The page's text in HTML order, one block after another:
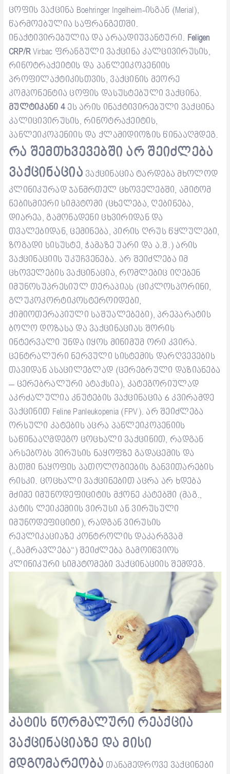
ცოფის ვაქცინა Boehringer Ingelheim-ისგან (Merial),
წარმოებულია საფრანგეთში.
ინაქტივირებულია და არაადიუვანტური. Feligen
CRP/R Virbac ფრანგული ვაქცინა კალცივირუსის,
რინოტრაქეიტის და პანლეიკოპენიის
პროფილაქტიკისთვის, ვაქცინის მეორე
კომპონენტია ცოფის დასუსტებული ვაქცინა.
მულტიკანი 4 ეს არის ინაქტივირებული ვაქცინა
კალიცივირუსის, რინოტრაქეიტის,
პანლეიკოპენიის და ქლამიდიოზის წინააღმდეგ.
რა შემთხვევებში არ შეიძლება
ვაქცინაცია ვაქცინაცია ტარდება მხოლოდ
კლინიკურად ჯანმრთელ ცხოველებში, ამიტომ
ნებისმიერი სიმპტომი (ცხელება, ღებინება,
დიარეა, გამონადენი ცხვირიდან და
თვალებიდან, ცემინება, პირის ღრუს წყლულები,
ზოგადი სისუსტე, ჭამაზე უარი და ა.შ.) არის
ვაქცინაციის უკუჩვენება. არ შეიძლება იმ
ცხოველების ვაქცინაცია, რომლებიც იღებენ
იმუნოსუპრესიულ თერაპიას (ციკლოსპორინი,
გლუკოკორტიკოსტეროიდები,
ქიმიოთერაპიული საშუალებები), პრეპარატის
ბოლო დოზასა და ვაქცინაციას შორის
ინტერვალი უნდა იყოს მინიმუმ ორი კვირა.
ცენტრალური ნერვული სისტემის დარღვევების
თავიდან ასაცილებლად (ცერებრული დაზიანება
– ცერებრალური ატაქსია), კატეგორიულად
აკრძალულია კნუტების ვაქცინაცია 6 კვირამდე
ვაქცინით Feline Panleukopenia (FPV). არ შეიძლება
ორსული კატების აცრა პანლეიკოპენიის
საწინააღმდეგო ცოცხალი ვაქცინით, რადგან
არსებობს ვირუსის ნაყოფზე გადაცემის და
მათში ნაყოფის პათოლოგიების განვითარების
რისკი. ცოცხალი ვაქცინებით აცრა არ ხდება
მძიმე იმუნოდეფიციტის მქონე კატებში (მაგ.,
კატის ლეიკემიის ვირუსი ან ვირუსული
იმუნოდეფიციტი), რადგან ვირუსის
რეპლიკაციაზე კონტროლის დაკარგვამ
(„გამრავლება“) შეიძლება გამოიწვიოს
კლინიკური სიმპტომები ვაქცინაციის შემდეგ.
კატის ნორმალური რეაქცია
ვაქცინაციაზე და მისი
მდგომარეობა თანამედროვე ვაქცინები